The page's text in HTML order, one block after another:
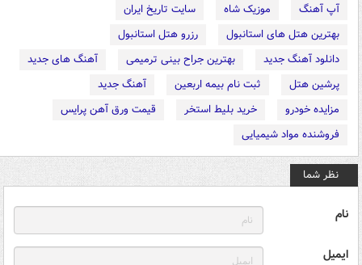
آپ آهنگ موزیک شاه
سایت تاریخ ایران
بهترین هتل های استانبول
رزرو هتل استانبول
دانلود آهنگ جدید
بهترین جراح بینی ترمیمی
آهنگ های جدید
پرشین هتل
ثبت نام بیمه اربعین
آهنگ جدید
مزایده خودرو
خرید بلیط استخر
قیمت ورق آهن پرایس
فروشنده مواد شیمیایی
نظر شما
نام
ایمیل